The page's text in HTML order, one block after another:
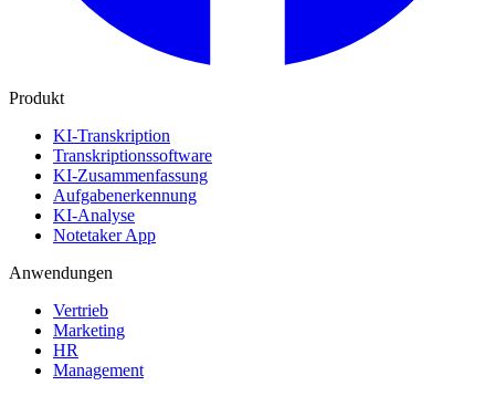
Produkt
KI-Transkription
Transkriptionssoftware
KI-Zusammenfassung
Aufgabenerkennung
KI-Analyse
Notetaker App
Anwendungen
Vertrieb
Marketing
HR
Management